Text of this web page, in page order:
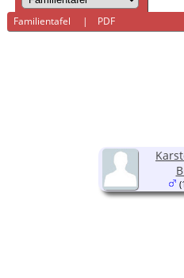
Familientafel | PDF